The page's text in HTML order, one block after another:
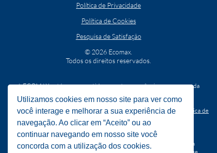
Política de Privacidade
Política de Cookies
Pesquisa de Satisfação
© 2026 Ecomax.
Todos os direitos reservados.
A ECOMAX está comprometida com a transparência e segurança da
O usuário pode requerer quaisquer dos seus direitos(item 8 da Política de
Privacidade
mediante solicitação escrita a ser direcionada ao e-
mail:ecomax_lgpd@ecomax-cdi.com.br
A ECOMAX se reserva o direito de solicitar, a qualquer tempo, a
comprovação da identidade do titular por qualquer meio que julgue
Utilizamos cookies em nosso site para ver como
você interage e melhorar a sua experiência de
navegação. Ao clicar em “Aceito” ou ao
continuar navegando em nosso site você
concorda com a utilização dos cookies.